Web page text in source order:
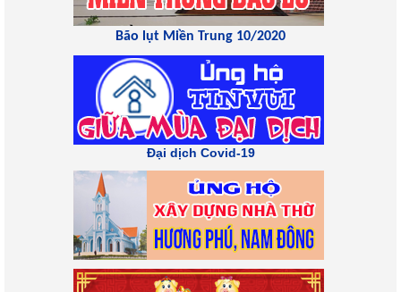
Bão lụt Miền Trung 10/2020
Đại dịch Covid-19